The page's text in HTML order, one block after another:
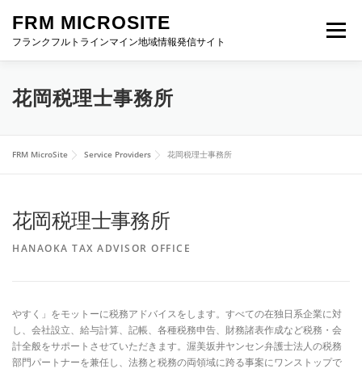
content
FRM MICROSITE
フランクフルトラインマイン地域情報発信サイト
Menu
HOME ABOUT FRM
イベント特設サイト FRM NEWS
花岡税理士事務所
FRM MicroSite Service Providers 花岡税理士事務所
花岡税理士事務所
HANAOKA TAX ADVISOR OFFICE
やすく」をモットーに税務アドバイスをします。すべての在独日系企業に対
し、会社設立、給与計算、記帳、各種税務申告、財務諸表作成など税務・会
計全般をサポートさせていただきます。渥美坂井ヤンセン弁護士法人の税務
部門パートナーを兼任し、法務と税務の両領域に跨る事案にワンストップで